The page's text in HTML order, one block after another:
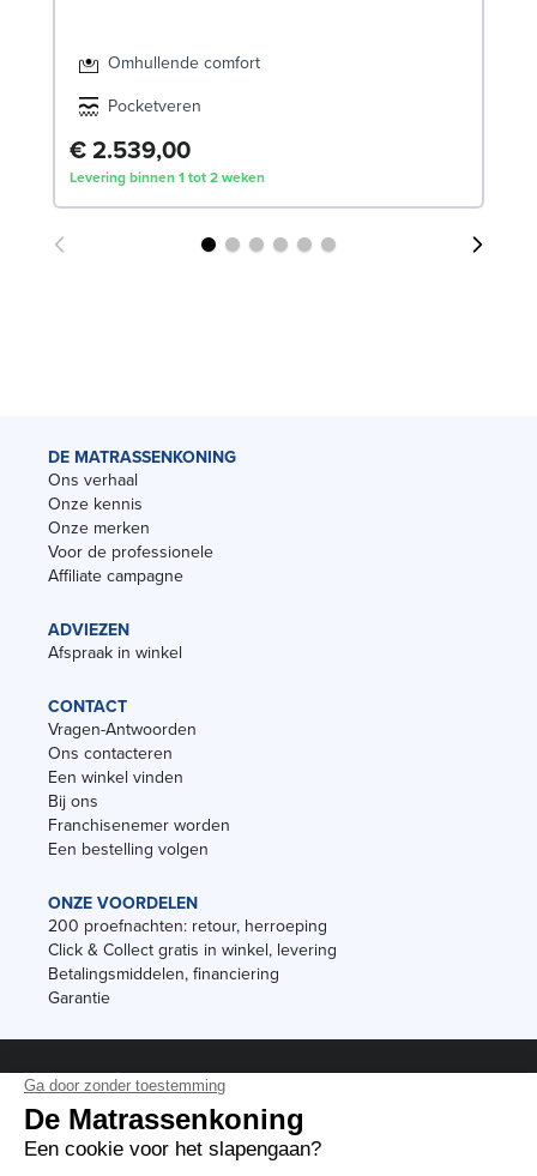
Omhullende comfort
Pocketveren
€ 2.539,00
Levering binnen 1 tot 2 weken
DE MATRASSENKONING
Ons verhaal
Onze kennis
Onze merken
Voor de professionele
Affiliate campagne
ADVIEZEN
Afspraak in winkel
CONTACT
Vragen-Antwoorden
Ons contacteren
Een winkel vinden
Bij ons
Franchisenemer worden
Een bestelling volgen
ONZE VOORDELEN
200 proefnachten: retour, herroeping
Click & Collect gratis in winkel, levering
Betalingsmiddelen, financiering
Garantie
Vermeldingen
Black Friday
Voorraadverkoop
Solden